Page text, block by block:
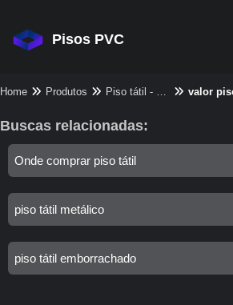
Pisos PVC
Home Produtos Piso tátil - Categoria
Buscas relacionadas:
Onde comprar piso tátil
piso tátil metálico
piso tátil emborrachado